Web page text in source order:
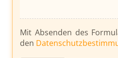
Bitte
lasse
Mit Absenden des
den